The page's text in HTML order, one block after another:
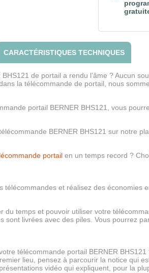
CARACTÉRISTIQUES TECHNIQUES
de portail a rendu l’âme ? Aucun
la télécommande de portail, nous
portail BERNER BHS121, vous
BERNER BHS121 sur notre
portail en un temps record ?
télécommandes et réalisez des économies
du temps et pouvoir utiliser votre
sont livrées avec des piles. Vous pourrez
télécommande portail BERNER
lieu, pensez à parcourir la notice qui
vidéo qui expliquent, pour la